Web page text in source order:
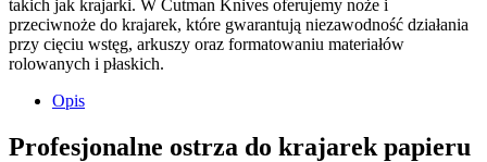
takich jak krajarki. W Cutman Knives oferujemy noże i
przeciwnoże do krajarek, które gwarantują niezawodność działania
przy cięciu wstęg, arkuszy oraz formatowaniu materiałów
rolowanych i płaskich.
Opis
Profesjonalne ostrza do krajarek papieru